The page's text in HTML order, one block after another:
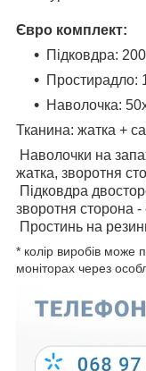
Євро комплект:
Підковдра:
Простирадло:
Наволочка:
Тканина: жатка +
Наволочки на
жатка, зворотня
Підковдра
зворотня сторона -
Простинь на
* колір виробів може
моніторах через